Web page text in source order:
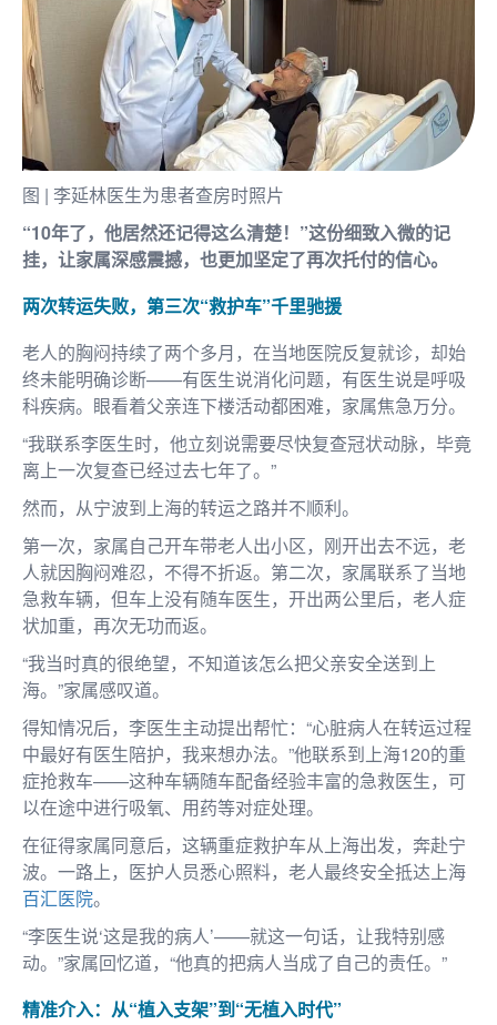
图 | 李延林医生为患者查房时照片
“10年了，他居然还记得这么清楚！”这份细致入微的记
挂，让家属深感震撼，也更加坚定了再次托付的信心。
两次转运失败，第三次“救护车”千里驰援
老人的胸闷持续了两个多月，在当地医院反复就诊，却始
终未能明确诊断——有医生说消化问题，有医生说是呼吸
科疾病。眼看着父亲连下楼活动都困难，家属焦急万分。
“我联系李医生时，他立刻说需要尽快复查冠状动脉，毕竟
离上一次复查已经过去七年了。”
然而，从宁波到上海的转运之路并不顺利。
第一次，家属自己开车带老人出小区，刚开出去不远，老
人就因胸闷难忍，不得不折返。第二次，家属联系了当地
急救车辆，但车上没有随车医生，开出两公里后，老人症
状加重，再次无功而返。
“我当时真的很绝望，不知道该怎么把父亲安全送到上
海。”家属感叹道。
得知情况后，李医生主动提出帮忙：“心脏病人在转运过程
中最好有医生陪护，我来想办法。”他联系到上海120的重
症抢救车——这种车辆随车配备经验丰富的急救医生，可
以在途中进行吸氧、用药等对症处理。
在征得家属同意后，这辆重症救护车从上海出发，奔赴宁
波。一路上，医护人员悉心照料，老人最终安全抵达上海
百汇医院。
“李医生说‘这是我的病人’——就这一句话，让我特别感
动。”家属回忆道，“他真的把病人当成了自己的责任。”
精准介入：从“植入支架”到“无植入时代”